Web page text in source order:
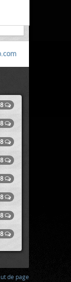
de page